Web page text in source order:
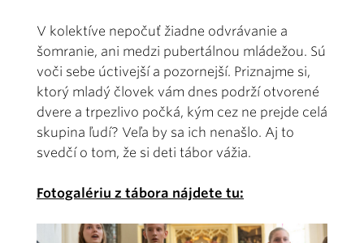
V kolektíve nepočuť žiadne odvrávanie a
šomranie, ani medzi pubertálnou mládežou. Sú
voči sebe úctivejší a pozornejší. Priznajme si,
ktorý mladý človek vám dnes podrží otvorené
dvere a trpezlivo počká, kým cez ne prejde celá
skupina ľudí? Veľa by sa ich nenašlo. Aj to
svedčí o tom, že si deti tábor vážia.
Fotogalériu z tábora nájdete tu: